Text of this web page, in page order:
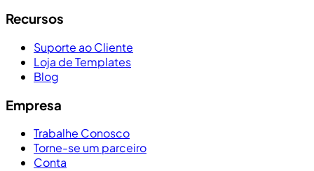
Recursos
Suporte ao Cliente
Loja de Templates
Blog
Empresa
Trabalhe Conosco
Torne-se um parceiro
Conta